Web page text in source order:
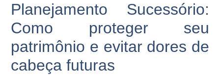
Planejamento Sucessório:
Como proteger seu
patrimônio e evitar dores de
cabeça futuras